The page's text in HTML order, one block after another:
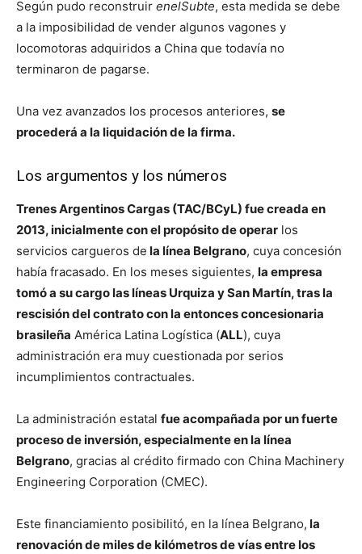
Según pudo reconstruir enelSubte, esta medida se debe
a la imposibilidad de vender algunos vagones y
locomotoras adquiridos a China que todavía no
terminaron de pagarse.
Una vez avanzados los procesos anteriores, se
procederá a la liquidación de la firma.
Los argumentos y los números
Trenes Argentinos Cargas (TAC/BCyL) fue creada en
2013, inicialmente con el propósito de operar los
servicios cargueros de la línea Belgrano, cuya concesión
había fracasado. En los meses siguientes, la empresa
tomó a su cargo las líneas Urquiza y San Martín, tras la
rescisión del contrato con la entonces concesionaria
brasileña América Latina Logística (ALL), cuya
administración era muy cuestionada por serios
incumplimientos contractuales.
La administración estatal fue acompañada por un fuerte
proceso de inversión, especialmente en la línea
Belgrano, gracias al crédito firmado con China Machinery
Engineering Corporation (CMEC).
Este financiamiento posibilitó, en la línea Belgrano, la
renovación de miles de kilómetros de vías entre los